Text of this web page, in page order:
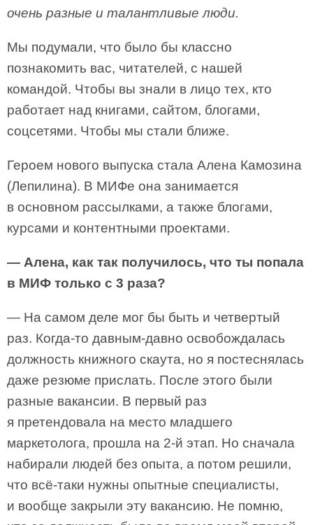
очень разные и талантливые люди.
Мы подумали, что было бы классно
познакомить вас, читателей, с нашей
командой. Чтобы вы знали в лицо тех, кто
работает над книгами, сайтом, блогами,
соцсетями. Чтобы мы стали ближе.
Героем нового выпуска стала Алена Камозина
(Лепилина). В МИФе она занимается
в основном рассылками, а также блогами,
курсами и контентными проектами.
— Алена, как так получилось, что ты попала
в МИФ только с 3 раза?
— На самом деле мог бы быть и четвертый
раз. Когда-то давным-давно освобождалась
должность книжного скаута, но я постеснялась
даже резюме прислать. После этого были
разные вакансии. В первый раз
я претендовала на место младшего
маркетолога, прошла на 2-й этап. Но сначала
набирали людей без опыта, а потом решили,
что всё-таки нужны опытные специалисты,
и вообще закрыли эту вакансию. Не помню,